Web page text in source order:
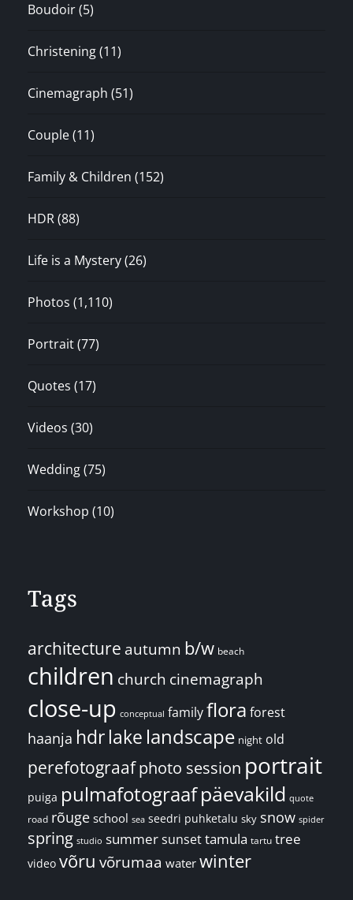
Boudoir(5)
Christening(11)
Cinemagraph (51)
Couple(11)
Family & Children (152)
HDR(88)
Life is a Mystery(26)
Photos (1,110)
Portrait(77)
Quotes (17)
Videos (30)
Wedding(75)
Workshop (10)
Tags
architecture autumn b/w beach
children church cinemagraph
close-up conceptual familyflora forest
haanja hdrlake landscape night old
perefotograafphoto session portrait
puiga pulmafotograafpäevakild quote
road rõuge school sea seedri puhketalu sky snow spider
spring studio summersunsettamula tartu tree
video võru võrumaa water winter